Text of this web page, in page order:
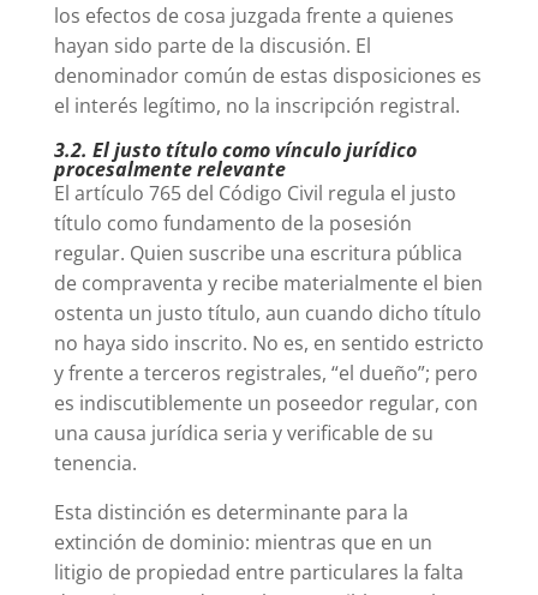
los efectos de cosa juzgada frente a quienes
hayan sido parte de la discusión. El
denominador común de estas disposiciones es
el interés legítimo, no la inscripción registral.
3.2. El justo título como vínculo jurídico
procesalmente relevante
El artículo 765 del Código Civil regula el justo
título como fundamento de la posesión
regular. Quien suscribe una escritura pública
de compraventa y recibe materialmente el bien
ostenta un justo título, aun cuando dicho título
no haya sido inscrito. No es, en sentido estricto
y frente a terceros registrales, “el dueño”; pero
es indiscutiblemente un poseedor regular, con
una causa jurídica seria y verificable de su
tenencia.
Esta distinción es determinante para la
extinción de dominio: mientras que en un
litigio de propiedad entre particulares la falta